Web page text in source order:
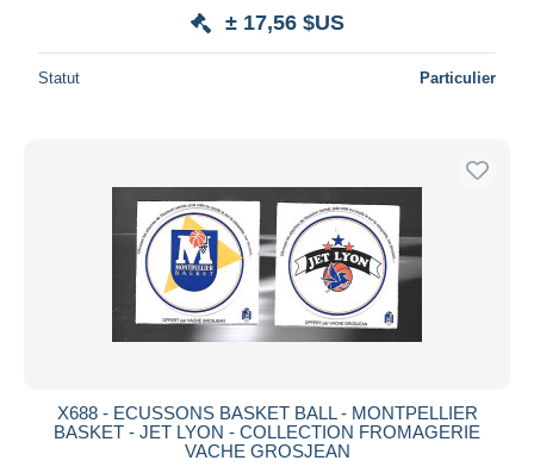
± 17,56 $US
Statut Particulier
X688 - ECUSSONS BASKET BALL - MONTPELLIER
BASKET - JET LYON - COLLECTION FROMAGERIE
VACHE GROSJEAN